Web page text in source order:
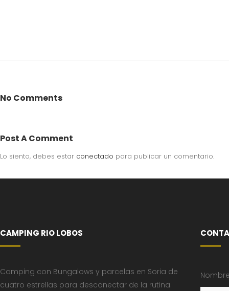
No Comments
Post A Comment
Lo siento, debes estar conectado para publicar un comentario.
CAMPING RIO LOBOS
Camping con Bungalows y parcelas en Soria de
cuatro estrellas para desconectar de la rutina.